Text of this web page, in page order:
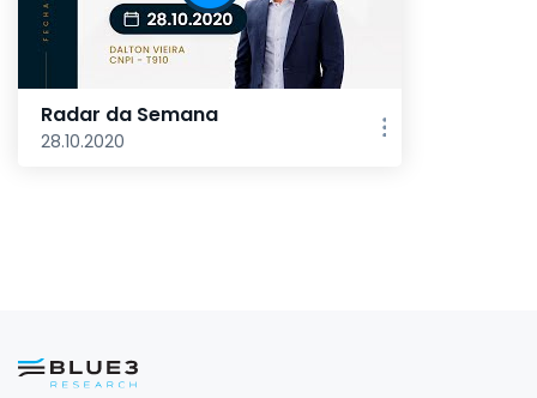
Radar da Semana
28.10.2020